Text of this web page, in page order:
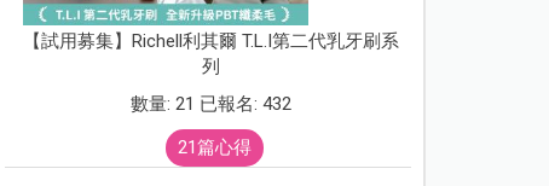
【試用募集】Richell利其爾 T.L.I第二代乳牙刷系
列
數量: 21 已報名: 432
21篇心得